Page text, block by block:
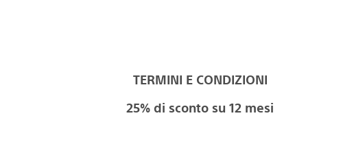
TERMINI E CONDIZIONI
25% di sconto su 12 mesi